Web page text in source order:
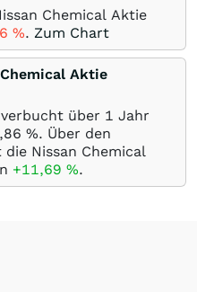
Chemical Aktie
%. Zum Chart
Aktie
über 1 Jahr
%. Über den
Nissan Chemical
+11,69 %.